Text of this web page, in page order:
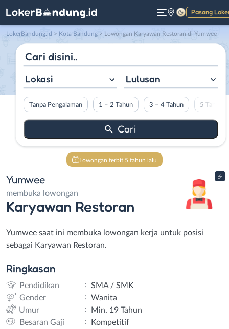
Pasang
Gelap
LokerBandung.id > Kota Bandung > Lowongan Karyawan Restoran di Yumwee
Lokasi Lulusan
Tanpa Pengalaman 1 – 2 Tahun 3 – 4 Tahun 5 Tahun
Lowongan terbit 5 tahun lalu
Yumwee
membuka lowongan
Karyawan Restoran
Yumwee saat ini membuka lowongan kerja untuk posisi
sebagai Karyawan Restoran.
Ringkasan
Pendidikan :
SMA / SMK
Gender
:
Wanita
Umur
:
Min. 19 Tahun
Besaran Gaji
:
Kompetitif